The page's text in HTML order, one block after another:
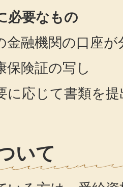
必要なもの
金融機関の口座
保険証の写し
に応じて書類を
いて